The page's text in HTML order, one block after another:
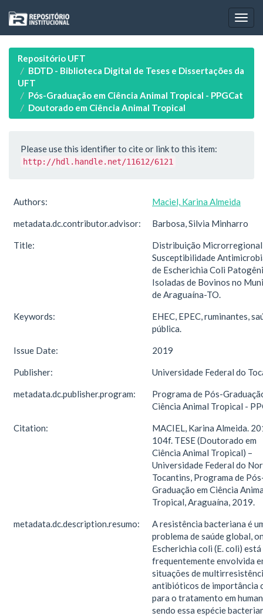
navigation
Repositório UFT
BDTD - Biblioteca Digital de Teses e Dissertações da
UFT
Pós-Graduação em Ciência Animal Tropical - PPGCat
Doutorado em Ciência Animal Tropical
Please use this identifier to cite or link to this item:
http://hdl.handle.net/11612/6121
Authors: Maciel, Karina Almeida
metadata.dc.contributor.advisor: Barbosa, Silvia Minharro
Title:
Distribuição Microrregional
Susceptibilidade
de Escherichia Coli
Isoladas de Bovinos no
de Araguaína-TO.
Keywords:
EHEC, EPEC, ruminantes,
pública.
Issue Date: 2019
Publisher: Universidade Federal do
metadata.dc.publisher.program:
Programa de Pós-
Ciência Animal Tropical -
Citation:
MACIEL, Karina Almeida.
104f. TESE (Doutorado em
Ciência Animal Tropical) –
Universidade Federal do
Tocantins, Programa de
Graduação em Ciência
Tropical, Araguaína, 2019.
metadata.dc.description.resumo:
A resistência bacteriana é
problema de saúde global,
Escherichia coli (E. coli) está
frequentemente envolvida
situações de
antibióticos de importância
para o tratamento em
sendo essa espécie